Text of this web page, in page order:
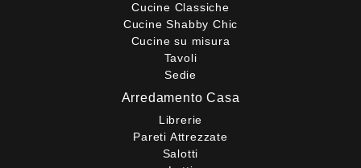
Cucine Classiche
Cucine Shabby Chic
Cucine su misura
Tavoli
Sedie
Arredamento Casa
Librerie
Pareti Attrezzate
Salotti